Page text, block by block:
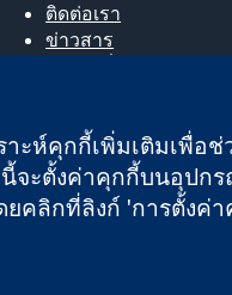
ติดต่อเรา
ข่าวสาร
Cochrane Library
ฤษและเวลส์ หมายเลขจด
าะห์คุกกี้เพิ่มเติมเพื่อช่
นี้จะตั้งค่าคุกกี้บนอุปก
คลิกที่ลิงก์ 'การตั้งค่